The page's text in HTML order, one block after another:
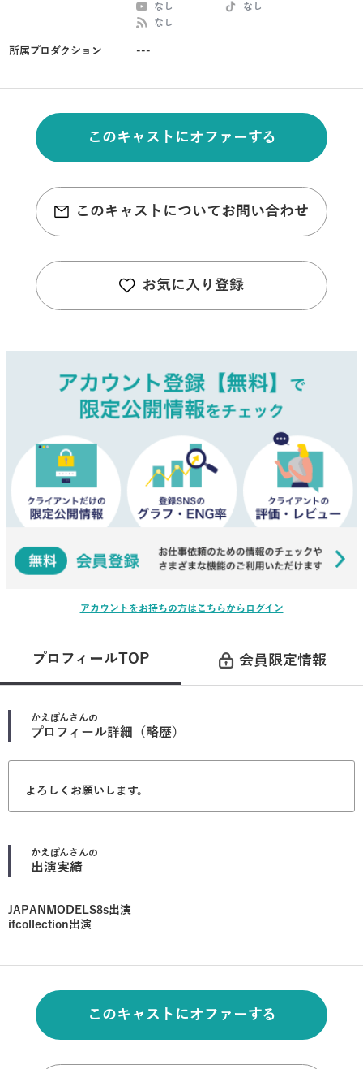
なし
なし
なし
所属プロダクション ---
このキャストにオファーする
このキャストについてお問い合わせ
お気に入り登録
アカウントをお持ちの方はこちらからログイン
プロフィールTOP 会員限定情報
かえぽん さんの
プロフィール詳細（略歴）
よろしくお願いします。
かえぽん さんの
出演実績
JAPANMODELS8s出演
ifcollection出演
このキャストにオファーする